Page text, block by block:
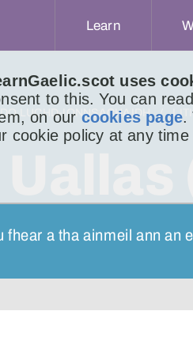
uses
to this. You can
on our cookies page.
cookie policy at any
Learn
DO LUCHD-IONNSACHAIDH
a tha ainmeil ann an